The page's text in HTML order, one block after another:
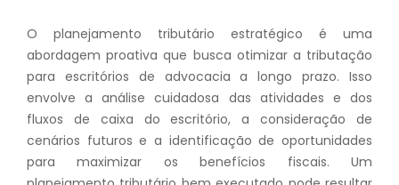
O planejamento tributário estratégico é uma
abordagem proativa que busca otimizar a tributação
para escritórios de advocacia a longo prazo. Isso
envolve a análise cuidadosa das atividades e dos
fluxos de caixa do escritório, a consideração de
cenários futuros e a identificação de oportunidades
para maximizar os benefícios fiscais. Um